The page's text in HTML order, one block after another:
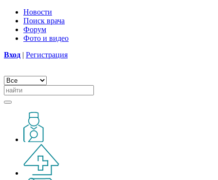
Новости
Поиск врача
Форум
Фото и видео
Вход | Регистрация